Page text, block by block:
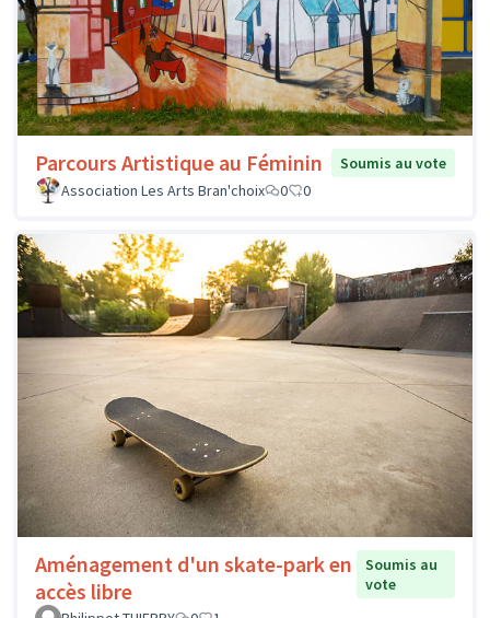
Parcours Artistique au Féminin
Soumis au vote
Association Les Arts Bran'choix
0 0
Aménagement d'un skate-park en
accès libre
Soumis au
vote